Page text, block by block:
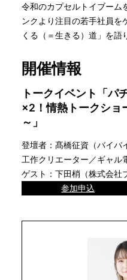
令和のカプセルトイブーム
ンクより注目の若手社員を
くる（＝生きる）道」を語
開催情報
トークイベント「パ
×2！情熱トークショ
～」
登壇者：髙橋征資（バイバ
工作クリエーター／ギャル
ゲスト：下田梢（株式会社
参加申込